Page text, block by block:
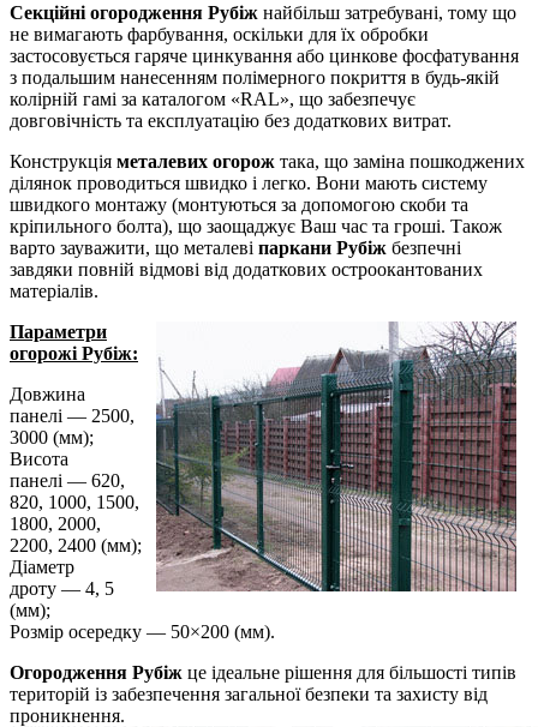
Секційні огородження Рубіж найбільш затребувані, тому що
не вимагають фарбування, оскільки для їх обробки
застосовується гаряче цинкування або цинкове фосфатування
з подальшим нанесенням полімерного покриття в будь-якій
колірній гамі за каталогом «RAL», що забезпечує
довговічність та експлуатацію без додаткових витрат.
Конструкція металевих огорож така, що заміна пошкоджених
ділянок проводиться швидко і легко. Вони мають систему
швидкого монтажу (монтуються за допомогою скоби та
кріпильного болта), що заощаджує Ваш час та гроші. Також
варто зауважити, що металеві паркани Рубіж безпечні
завдяки повній відмові від додаткових остроокантованих
матеріалів.
Параметри
огорожі Рубіж:
Довжина
панелі — 2500,
3000 (мм);
Висота
панелі — 620,
820, 1000, 1500,
1800, 2000,
2200, 2400 (мм);
Діаметр
дроту — 4, 5
(мм);
Розмір осередку — 50×200 (мм).
Огородження Рубіж це ідеальне рішення для більшості типів
територій із забезпечення загальної безпеки та захисту від
проникнення.